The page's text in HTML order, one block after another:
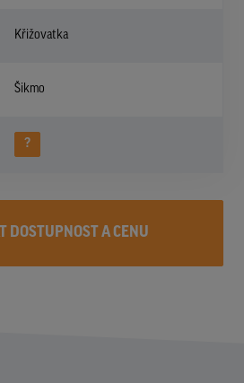
Křižovatka
Šikmo
?
DOSTUPNOST A CENU